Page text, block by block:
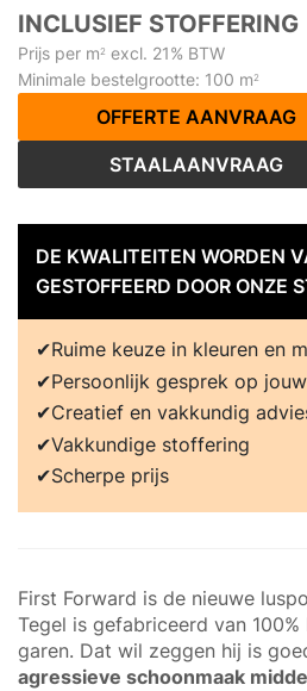
INCLUSIEF STOFFERING
Prijs per m2 excl. 21% BTW
Minimale bestelgrootte: 100 m2
OFFERTE AANVRAAG
STAALAANVRAAG
DE KWALITEITEN WORDEN
GESTOFFEERD DOOR ONZE
Ruime keuze in kleuren en
Persoonlijk gesprek op
Creatief en vakkundig
Vakkundige stoffering
Scherpe prijs
First Forward is de nieuwe
Tegel is gefabriceerd van
garen. Dat wil zeggen hij is
agressieve schoonmaak